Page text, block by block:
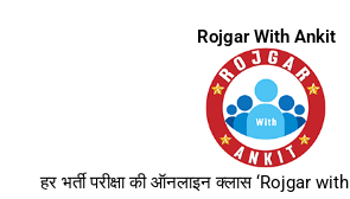
Rojgar With Ankit
हर भर्ती परीक्षा की ऑनलाइन क्लास ‘Rojgar